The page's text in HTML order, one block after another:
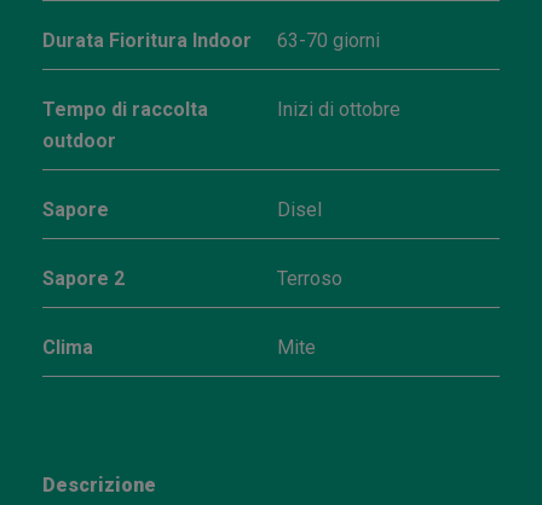
Durata Fioritura Indoor 63-70 giorni
Tempo di raccolta
outdoor
Inizi di ottobre
Sapore Disel
Sapore 2 Terroso
Clima Mite
Descrizione